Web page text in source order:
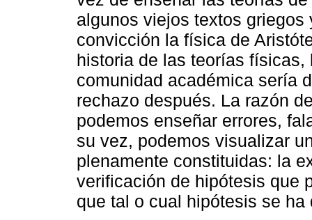
algunos viejos textos
convicción la física de
historia de las teorías
comunidad académica sería
rechazo después. La razón
podemos enseñar errores,
su vez, podemos visualizar
plenamente constituidas: la
verificación de hipótesis que
que tal o cual hipótesis se